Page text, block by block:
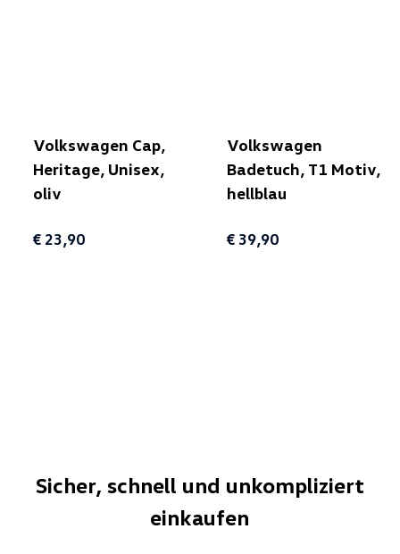
Volkswagen Cap,
Heritage, Unisex,
oliv
€ 23,90
Volkswagen
Badetuch, T1 Motiv,
hellblau
€ 39,90
Sicher, schnell und unkompliziert
einkaufen